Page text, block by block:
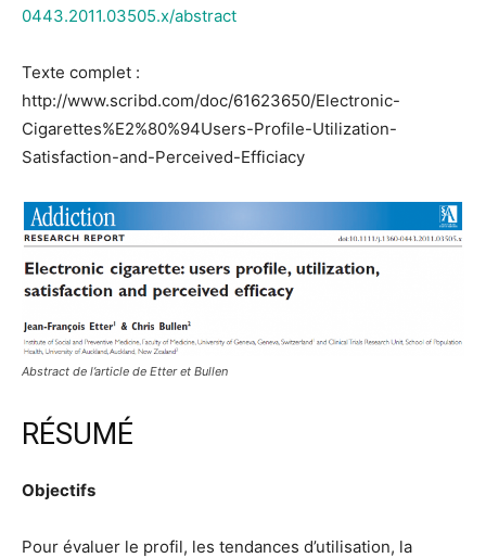
0443.2011.03505.x/abstract
Texte complet :
http://www.scribd.com/doc/61623650/Electronic-
Cigarettes%E2%80%94Users-Profile-Utilization-
Satisfaction-and-Perceived-Efficiacy
Abstract de l’article de Etter et Bullen
RÉSUMÉ
Objectifs
Pour évaluer le profil, les tendances d’utilisation, la